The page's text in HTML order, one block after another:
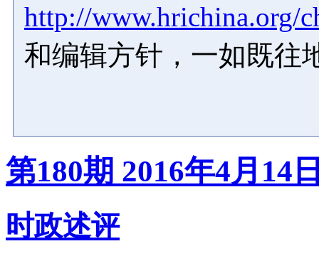
http://www.hrichina.org/
和编辑方针，一如既往
第180期 2016年4月14
时政述评